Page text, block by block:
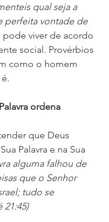
qual seja a
perfeita vontade de
viver de acordo
social. Provérbios
como o homem
ordena
que Deus
Palavra e na Sua
alguma falhou de
que o Senhor
tudo se
21:45)